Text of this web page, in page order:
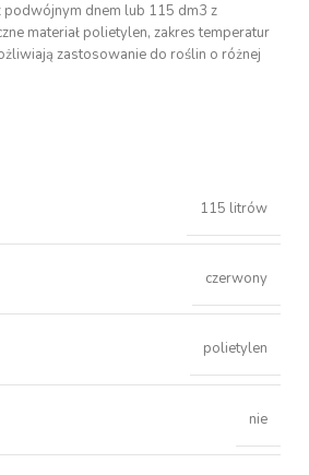
podwójnym dnem lub 115 dm3 z
materiał polietylen, zakres temperatur
zastosowanie do roślin o różnej
115 litrów
czerwony
polietylen
nie